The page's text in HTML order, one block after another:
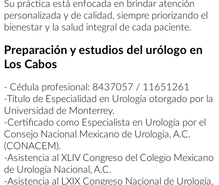
Su práctica está enfocada en brindar atención
personalizada y de calidad, siempre priorizando el
bienestar y la salud integral de cada paciente.
Preparación y estudios del urólogo en
Los Cabos
- Cédula profesional: 8437057 / 11651261
-Título de Especialidad en Urología otorgado por la
Universidad de Monterrey.
-Certificado como Especialista en Urología por el
Consejo Nacional Mexicano de Urología, A.C.
(CONACEM).
-Asistencia al XLIV Congreso del Colegio Mexicano
de Urología Nacional, A.C.
-Asistencia al LXIX Congreso Nacional de Urología,